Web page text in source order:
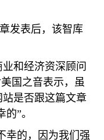
发表后，该智库
业和经济资深顾问
国之音表示，虽
站是否跟这篇文章
”。
幸的，因为我们强